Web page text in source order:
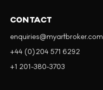
CONTACT
enquiries@myartbroker.com
+44 (0)204 571 6292
+1 201-380-3703